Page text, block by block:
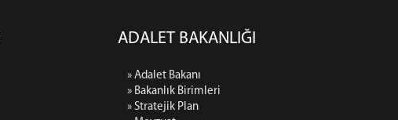
ADALET BAKANLIĞI
» Adalet Bakanı
» Bakanlık Birimleri
» Stratejik Plan